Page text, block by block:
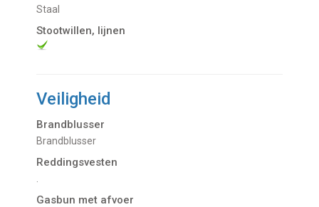
Staal
Stootwillen, lijnen
Veiligheid
Brandblusser
Brandblusser
Reddingsvesten
Gasbun met afvoer